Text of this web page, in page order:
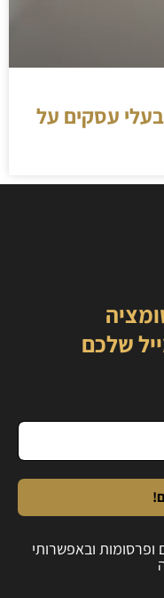
עסקים על
ופרסומות ובאפשרותי